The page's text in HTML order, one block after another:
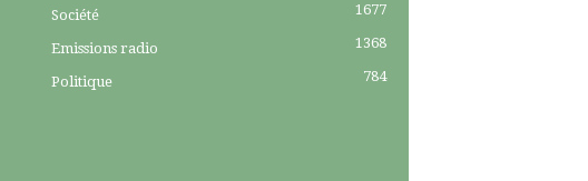
Société 1677
Emissions radio 1368
Politique 784